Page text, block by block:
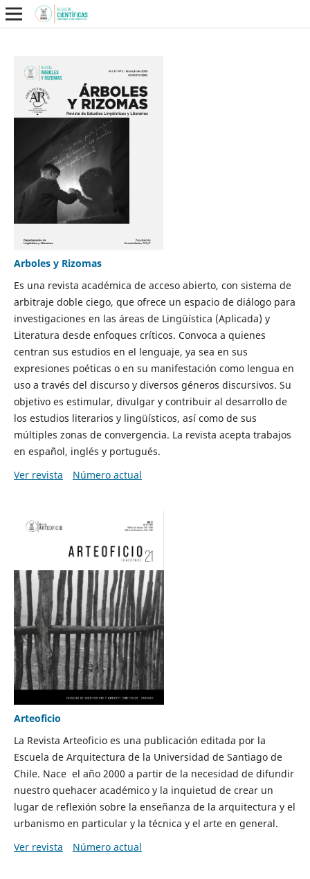
Arboles y Rizomas
Es una revista académica de acceso abierto, con sistema de
arbitraje doble ciego, que ofrece un espacio de diálogo para
investigaciones en las áreas de Lingüística (Aplicada) y
Literatura desde enfoques críticos. Convoca a quienes
centran sus estudios en el lenguaje, ya sea en sus
expresiones poéticas o en su manifestación como lengua en
uso a través del discurso y diversos géneros discursivos. Su
objetivo es estimular, divulgar y contribuir al desarrollo de
los estudios literarios y lingüísticos, así como de sus
múltiples zonas de convergencia. La revista acepta trabajos
en español, inglés y portugués.
Ver revista
Número actual
Arteoficio
La Revista Arteoficio es una publicación editada por la
Escuela de Arquitectura de la Universidad de Santiago de
Chile. Nace el año 2000 a partir de la necesidad de difundir
nuestro quehacer académico y la inquietud de crear un
lugar de reflexión sobre la enseñanza de la arquitectura y el
urbanismo en particular y la técnica y el arte en general.
Ver revista
Número actual